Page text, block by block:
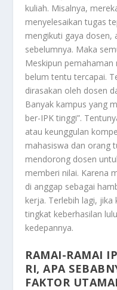
kuliah. Misalnya,
menyelesaikan tugas
mengikuti gaya dosen,
sebelumnya. Maka
Meskipun
belum tentu tercapai.
dirasakan oleh dosen
Banyak kampus yang
ber-IPK tinggi”.
atau keunggulan
mahasiswa dan orang
mendorong dosen
memberi nilai. Karena
di anggap sebagai
kerja. Terlebih lagi,
tingkat keberhasilan
kedepannya.
RAMAI-RAMAI
RI, APA
FAKTOR